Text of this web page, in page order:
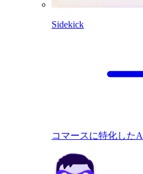
Sidekick
コマースに特化した